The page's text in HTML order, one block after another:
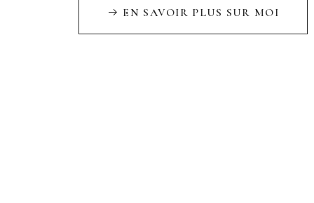
EN SAVOIR PLUS SUR MOI